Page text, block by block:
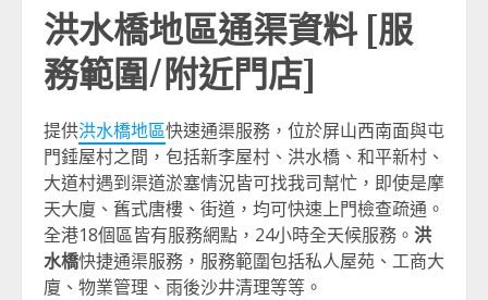
洪水橋地區通渠資料 [服
務範圍/附近門店]
提供洪水橋地區快速通渠服務，位於屏山西南面與屯
門錘屋村之間，包括新李屋村、洪水橋、和平新村、
大道村遇到渠道淤塞情況皆可找我司幫忙，即使是摩
天大廈、舊式唐樓、街道，均可快速上門檢查疏通。
全港18個區皆有服務網點，24小時全天候服務。 洪
水橋快捷通渠服務，服務範圍包括私人屋苑、工商大
廈、物業管理、雨後沙井清理等等。